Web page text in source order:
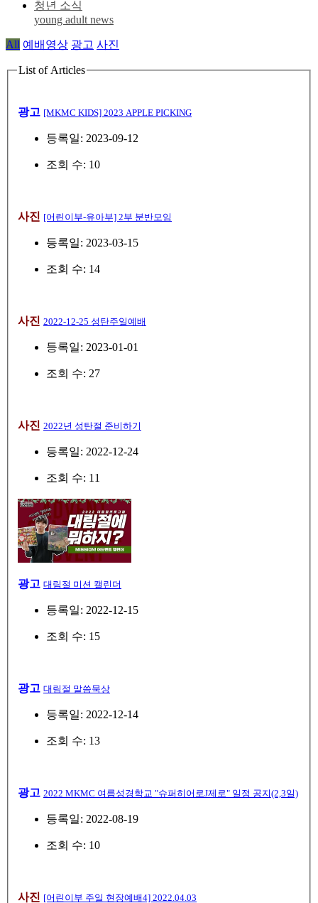
청년 소식
young adult news
All 예배영상 광고 사진
List of Articles
광고 [MKMC KIDS] 2023 APPLE PICKING
등록일: 2023-09-12
조회 수: 10
사진 [어린이부-유아부] 2부 분반모임
등록일: 2023-03-15
조회 수: 14
사진 2022-12-25 성탄주일예배
등록일: 2023-01-01
조회 수: 27
사진 2022년 성탄절 준비하기
등록일: 2022-12-24
조회 수: 11
광고 대림절 미션 캘린더
등록일: 2022-12-15
조회 수: 15
광고 대림절 말씀묵상
등록일: 2022-12-14
조회 수: 13
광고 2022 MKMC 여름성경학교 "슈퍼히어로J제로" 일정 공지(2,3일)
등록일: 2022-08-19
조회 수: 10
사진 [어린이부 주일 현장예배4] 2022.04.03